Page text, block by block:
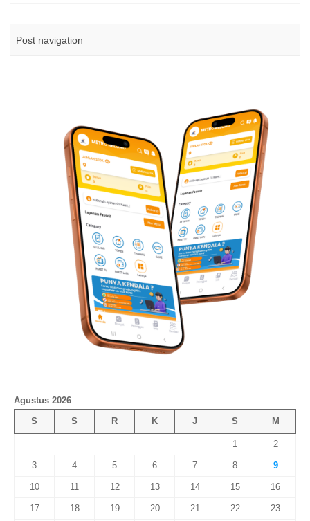
Post navigation
Agustus 2026
S
S R K J S M
1 2
3 4 5 6 7 8 9
10 11 12 13 14 15 16
17 18 19 20 21 22 23